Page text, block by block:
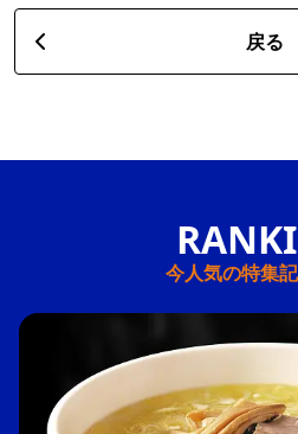
戻る
今人気の特集